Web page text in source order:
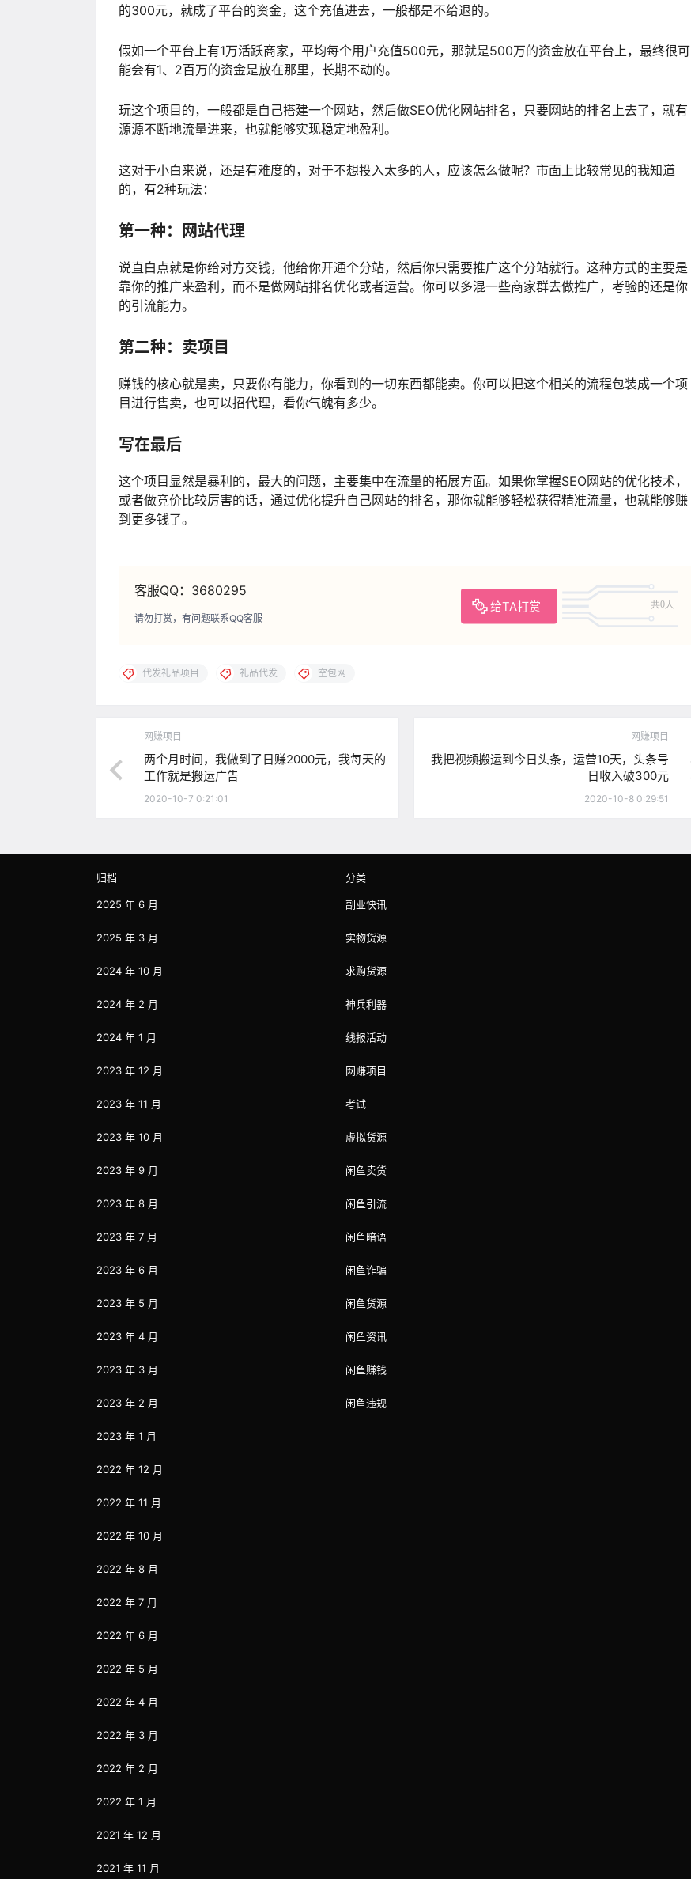
的300元，就成了平台的资金，这个充值进去，一般都是不给退的。
假如一个平台上有1万活跃商家，平均每个用户充值500元，那就是500万的资金放在平台上，最终很可
能会有1、2百万的资金是放在那里，长期不动的。
玩这个项目的，一般都是自己搭建一个网站，然后做SEO优化网站排名，只要网站的排名上去了，就有
源源不断地流量进来，也就能够实现稳定地盈利。
这对于小白来说，还是有难度的，对于不想投入太多的人，应该怎么做呢？市面上比较常见的我知道
的，有2种玩法：
第一种：网站代理
说直白点就是你给对方交钱，他给你开通个分站，然后你只需要推广这个分站就行。这种方式的主要是
靠你的推广来盈利，而不是做网站排名优化或者运营。你可以多混一些商家群去做推广，考验的还是你
的引流能力。
第二种：卖项目
赚钱的核心就是卖，只要你有能力，你看到的一切东西都能卖。你可以把这个相关的流程包装成一个项
目进行售卖，也可以招代理，看你气魄有多少。
写在最后
这个项目显然是暴利的，最大的问题，主要集中在流量的拓展方面。如果你掌握SEO网站的优化技术，
或者做竞价比较厉害的话，通过优化提升自己网站的排名，那你就能够轻松获得精准流量，也就能够赚
到更多钱了。
客服QQ：3680295
给TA打赏 共0人
请勿打赏，有问题联系QQ客服
代发礼品项目 礼品代发 空包网
网赚项目
两个月时间，我做到了日赚2000元，我每天的
工作就是搬运广告
2020-10-7 0:21:01
网赚项目
我把视频搬运到今日头条，运营10天，头条号
日收入破300元
2020-10-8 0:29:51
归档
2025 年 6 月
2025 年 3 月
2024 年 10 月
2024 年 2 月
2024 年 1 月
2023 年 12 月
2023 年 11 月
2023 年 10 月
2023 年 9 月
2023 年 8 月
2023 年 7 月
2023 年 6 月
2023 年 5 月
2023 年 4 月
2023 年 3 月
2023 年 2 月
2023 年 1 月
2022 年 12 月
2022 年 11 月
2022 年 10 月
2022 年 8 月
2022 年 7 月
2022 年 6 月
2022 年 5 月
2022 年 4 月
2022 年 3 月
2022 年 2 月
2022 年 1 月
2021 年 12 月
2021 年 11 月
分类
副业快讯
实物货源
求购货源
神兵利器
线报活动
网赚项目
考试
虚拟货源
闲鱼卖货
闲鱼引流
闲鱼暗语
闲鱼诈骗
闲鱼货源
闲鱼资讯
闲鱼赚钱
闲鱼违规